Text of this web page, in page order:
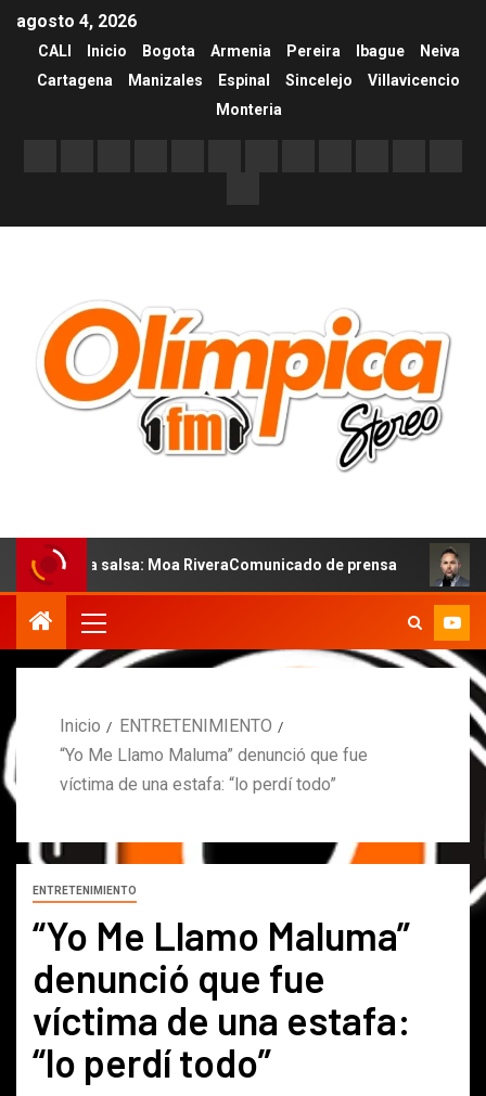
agosto 4, 2026
CALI Inicio Bogota Armenia Pereira Ibague
Neiva
Cartagena
Manizales Espinal Sincelejo
Villavicencio
Monteria
salsa: Moa RiveraComunicado de prensa MARCOS
Inicio
ENTRETENIMIENTO
“Yo Me Llamo Maluma” denunció que fue
víctima de una estafa: “lo perdí todo”
ENTRETENIMIENTO
“Yo Me Llamo Maluma”
denunció que fue
víctima de una estafa:
“lo perdí todo”